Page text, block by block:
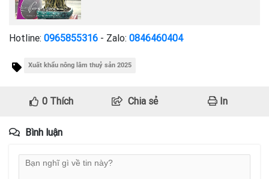
Hotline: 0965855316 - Zalo: 0846460404
Xuất khẩu nông lâm thuỷ sản 2025
0Thích Chia sẻ In
Bình luận